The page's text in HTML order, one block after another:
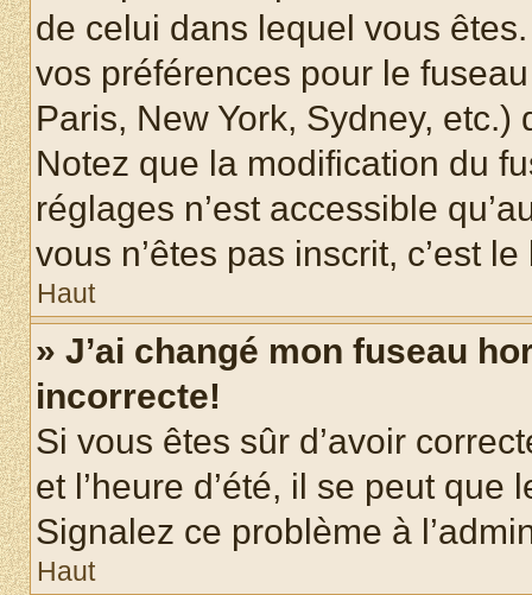
de celui dans lequel vous
vos préférences pour le
Paris, New York, Sydney, etc.)
Notez que la modification du
réglages n’est accessible
vous n’êtes pas inscrit, c’est
Haut
» J’ai changé mon fuseau
incorrecte!
Si vous êtes sûr d’avoir
et l’heure d’été, il se peut que
Signalez ce problème à
Haut